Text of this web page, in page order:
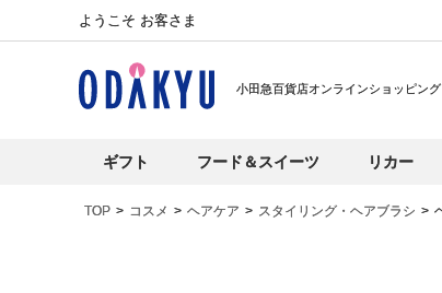
ようこそ お客さま
小田急百貨店オンラインショッピング
ギフト フード＆スイーツ リカー
TOP コスメ ヘアケア スタイリング・ヘアブラシ